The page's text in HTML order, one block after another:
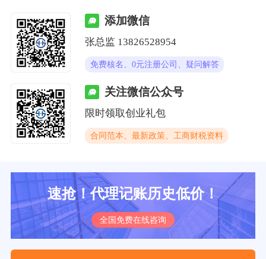
添加微信
张总监 13826528954
免费核名、0元注册公司、疑问解答
关注微信公众号
限时领取创业礼包
合同范本、最新政策、工商财税资料
速抢！代理记账历史低价！
全国免费在线咨询